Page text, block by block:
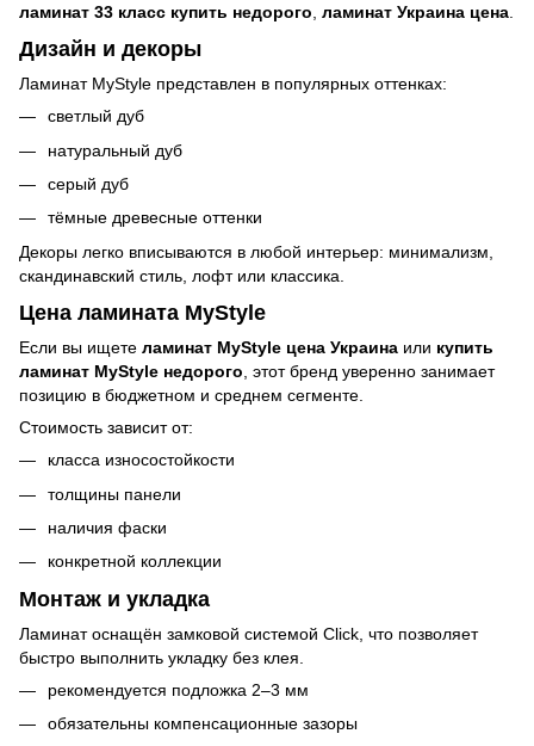
ламинат 33 класс купить недорого ламинат Украина цена
Дизайн и декоры
Ламинат MyStyle представлен в популярных оттенках:
светлый дуб
натуральный дуб
серый дуб
тёмные древесные оттенки
Декоры легко вписываются в любой интерьер: минимализм,
скандинавский стиль, лофт или классика.
Цена ламината MyStyle
Если вы ищете ламинат MyStyle цена Украина или купить
ламинат MyStyle недорого, этот бренд уверенно занимает
позицию в бюджетном и среднем сегменте.
Стоимость зависит от:
класса износостойкости
толщины панели
наличия фаски
конкретной коллекции
Монтаж и укладка
Ламинат оснащён замковой системой Click, что позволяет
быстро выполнить укладку без клея.
рекомендуется подложка 2–3 мм
обязательны компенсационные зазоры